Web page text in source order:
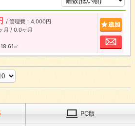
/ 管理費：4,000円
月 / 0.0ヶ月
㎡
お
PC版